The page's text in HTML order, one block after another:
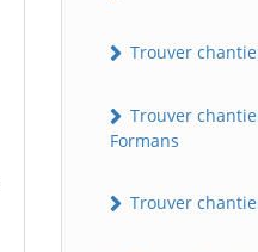
Trouver
Trouver
Formans
Trouver